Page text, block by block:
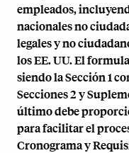
empleados,
nacionales no
legales y no
los EE. UU. El
siendo la Sección 1
Secciones 2 y
último debe
para facilitar el
Cronograma y